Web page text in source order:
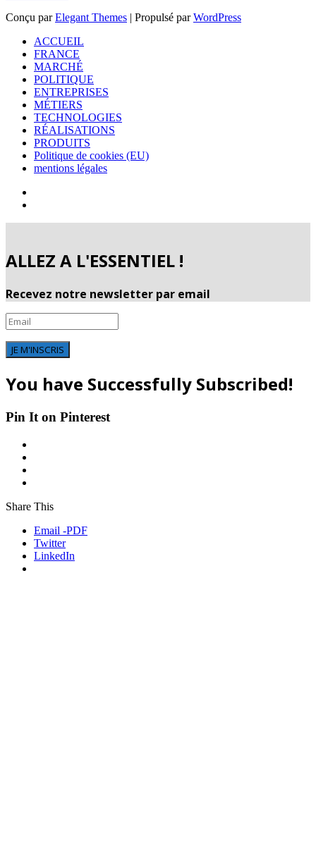
Conçu parElegant Themes | Propulsé parWordPress
ACCUEIL
FRANCE
MARCHÉ
POLITIQUE
ENTREPRISES
MÉTIERS
TECHNOLOGIES
RÉALISATIONS
PRODUITS
Politique de cookies (EU)
mentions légales
ALLEZ A L'ESSENTIEL !
Recevez notre newsletter par email
JE M'INSCRIS
You have Successfully Subscribed!
Pin It on Pinterest
Share This
Email -PDF
Twitter
LinkedIn